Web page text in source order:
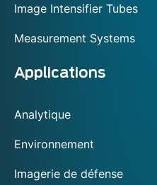
Image Intensifier Tubes
Measurement Systems
Applications
Analytique
Environnement
Imagerie de défense